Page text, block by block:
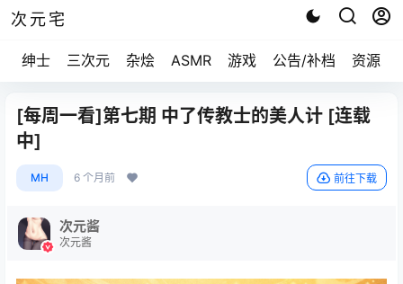
次元宅
绅士 三次元 杂烩 ASMR 游戏 公告/补档 资源求
[每周一看]第七期 中了传教士的美人计 [连载
中]
MH 6 个月前 前往下载
次元酱
次元酱